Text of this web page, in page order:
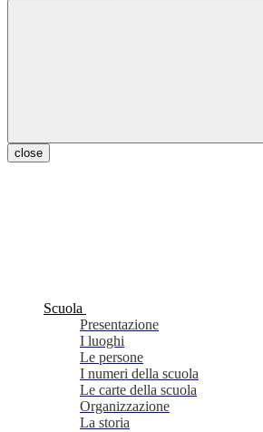
close
Scuola
Presentazione
I luoghi
Le persone
I numeri della scuola
Le carte della scuola
Organizzazione
La storia